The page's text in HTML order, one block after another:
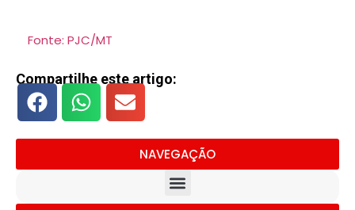
Fonte: PJC/MT
Compartilhe este artigo:
NAVEGAÇÃO